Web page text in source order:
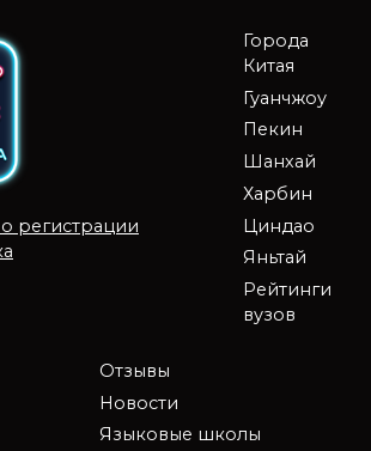
регистрации
Города
Китая
Гуанчжоу
Пекин
Шанхай
Харбин
Циндао
Яньтай
Рейтинги
вузов
Отзывы
Новости
Языковые школы